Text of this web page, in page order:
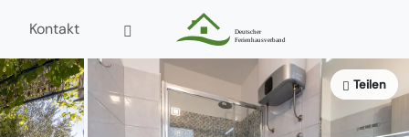
Kontakt
Teilen